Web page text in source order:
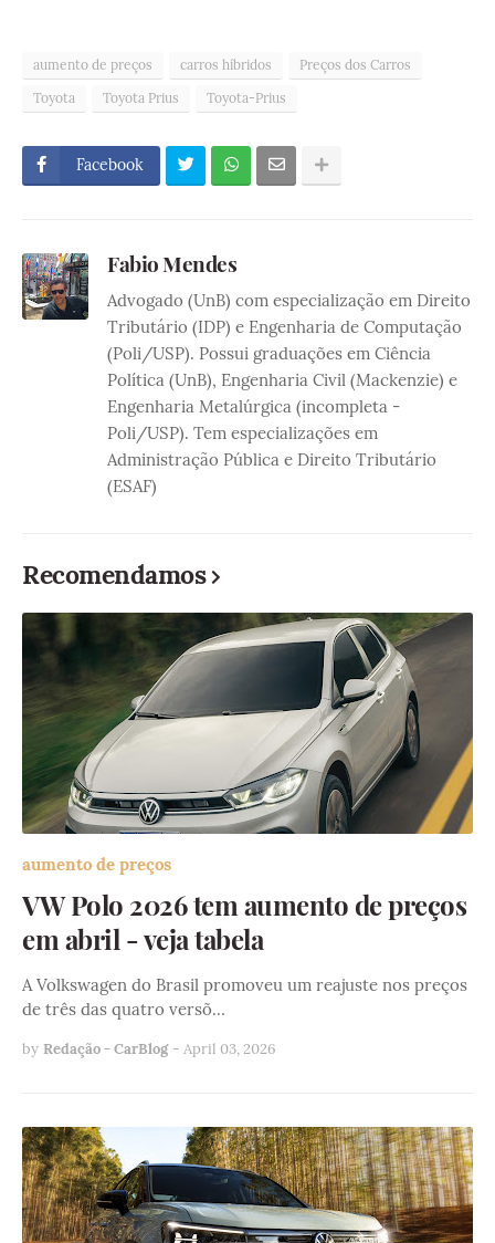
aumento de preços carros híbridos
Preços dos Carros
Toyota
Toyota Prius Toyota-Prius
Facebook
Fabio Mendes
Advogado (UnB) com especialização em Direito
Tributário (IDP) e Engenharia de Computação
(Poli/USP). Possui graduações em Ciência
Política (UnB), Engenharia Civil (Mackenzie) e
Engenharia Metalúrgica (incompleta -
Poli/USP). Tem especializações em
Administração Pública e Direito Tributário
(ESAF)
Recomendamos
aumento de preços
VW Polo 2026 tem aumento de preços
em abril - veja tabela
A Volkswagen do Brasil promoveu um reajuste nos preços
de três das quatro versõ…
by Redação - CarBlog - April 03, 2026